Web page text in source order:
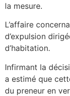
la mesure.
L’affaire
d’expulsion
d’habitation.
Infirmant la
a estimé que
du preneur en